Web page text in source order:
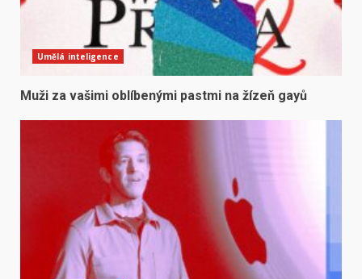
Umělá inteligence
Muži za vašimi oblíbenými pastmi na žízeň gayů